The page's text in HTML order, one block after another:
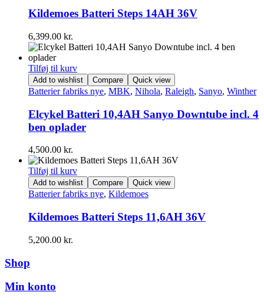
Kildemoes Batteri Steps 14AH 36V
6,399.00 kr.
Tilføj til kurv
Add to wishlist Compare Quick view
Batterier fabriks nye, MBK, Nihola, Raleigh, Sanyo, Winther
Elcykel Batteri 10,4AH Sanyo Downtube incl. 4
ben oplader
4,500.00 kr.
Tilføj til kurv
Add to wishlist Compare Quick view
Batterier fabriks nye, Kildemoes
Kildemoes Batteri Steps 11,6AH 36V
5,200.00 kr.
Shop
Min konto